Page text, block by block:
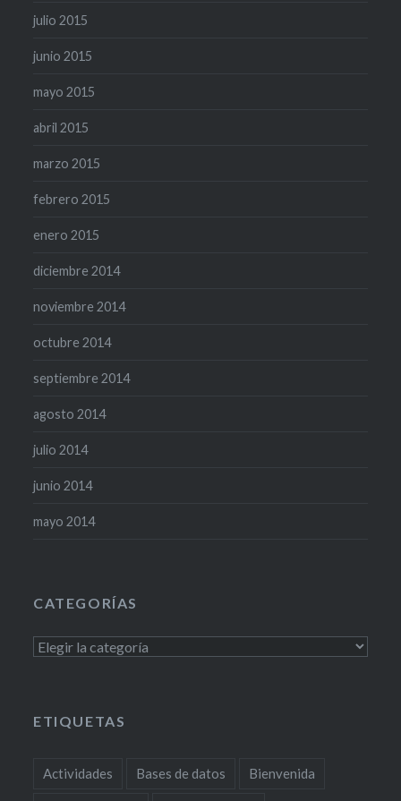
julio 2015
junio 2015
mayo 2015
abril 2015
marzo 2015
febrero 2015
enero 2015
diciembre 2014
noviembre 2014
octubre 2014
septiembre 2014
agosto 2014
julio 2014
junio 2014
mayo 2014
CATEGORÍAS
Categorías
ETIQUETAS
Actividades Bases de datos Bienvenida